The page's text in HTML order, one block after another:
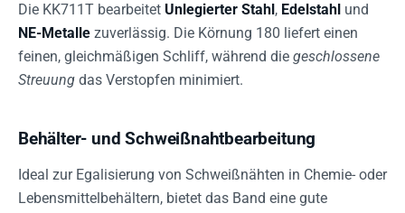
Die KK711T bearbeitet Unlegierter Stahl, Edelstahl und
NE-Metalle zuverlässig. Die Körnung 180 liefert einen
feinen, gleichmäßigen Schliff, während die geschlossene
Streuung das Verstopfen minimiert.
Behälter- und Schweißnahtbearbeitung
Ideal zur Egalisierung von Schweißnähten in Chemie- oder
Lebensmittelbehältern, bietet das Band eine gute